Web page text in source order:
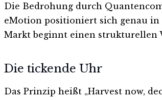
Die Bedrohung durch
eMotion positioniert sich genau in
Markt beginnt einen strukturellen
Die tickende Uhr
Das Prinzip heißt „Harvest now,